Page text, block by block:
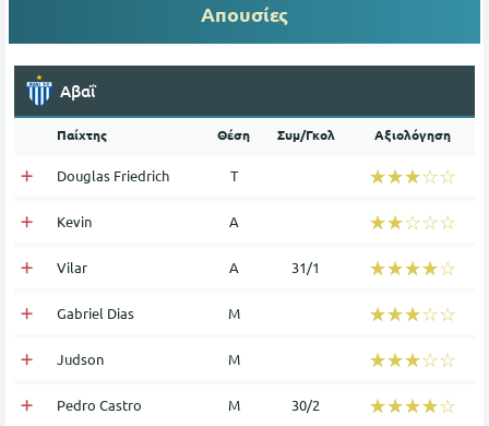
Απουσίες
Αβαΐ
Παίχτης Θέση Συμ/Γκολ Αξιολόγηση
Douglas Friedrich Τ ☆☆☆☆☆
★★★★★
Kevin Α ☆☆☆☆☆
★★★★★
Vilar Α 31/1 ☆☆☆☆☆
★★★★★
Gabriel Dias Μ ☆☆☆☆☆
★★★★★
Judson Μ ☆☆☆☆☆
★★★★★
Pedro Castro Μ 30/2 ☆☆☆☆☆
★★★★★